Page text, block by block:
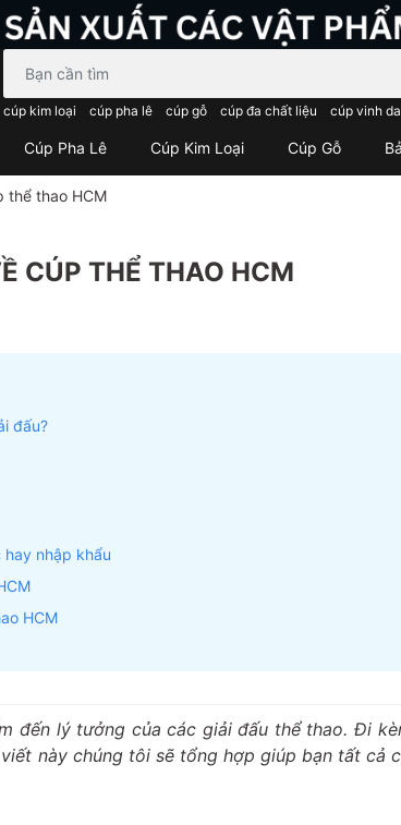
cúp kim loại cúp pha lê cúp gỗ cúp đa chất liệu cúp vinh
Cúp Pha Lê Cúp Kim Loại Cúp Gỗ
thể thao HCM
CÚP THỂ THAO HCM
đấu?
nhập khẩu
HCM
đến lý tưởng của các giải đấu thể thao. Đi
này chúng tôi sẽ tổng hợp giúp bạn tất cả